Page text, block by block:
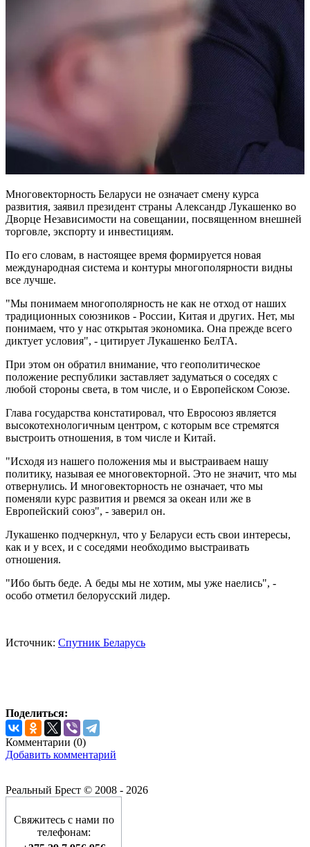
Многовекторность Беларуси не означает смену курса
развития, заявил президент страны Александр Лукашенко во
Дворце Независимости на совещании, посвященном внешней
торговле, экспорту и инвестициям.
По его словам, в настоящее время формируется новая
международная система и контуры многополярности видны
все лучше.
"Мы понимаем многополярность не как не отход от наших
традиционных союзников - России, Китая и других. Нет, мы
понимаем, что у нас открытая экономика. Она прежде всего
диктует условия", - цитирует Лукашенко БелТА.
При этом он обратил внимание, что геополитическое
положение республики заставляет задуматься о соседях с
любой стороны света, в том числе, и о Европейском Союзе.
Глава государства констатировал, что Евросоюз является
высокотехнологичным центром, с которым все стремятся
выстроить отношения, в том числе и Китай.
"Исходя из нашего положения мы и выстраиваем нашу
политику, называя ее многовекторной. Это не значит, что мы
отвернулись. И многовекторность не означает, что мы
поменяли курс развития и рвемся за океан или же в
Европейский союз", - заверил он.
Лукашенко подчеркнул, что у Беларуси есть свои интересы,
как и у всех, и с соседями необходимо выстраивать
отношения.
"Ибо быть беде. А беды мы не хотим, мы уже наелись", -
особо отметил белорусский лидер.
Источник: Спутник Беларусь
Поделиться:
Комментарии (0)
Добавить комментарий
Реальный Брест © 2008 - 2026
Свяжитесь с нами по
телефонам: